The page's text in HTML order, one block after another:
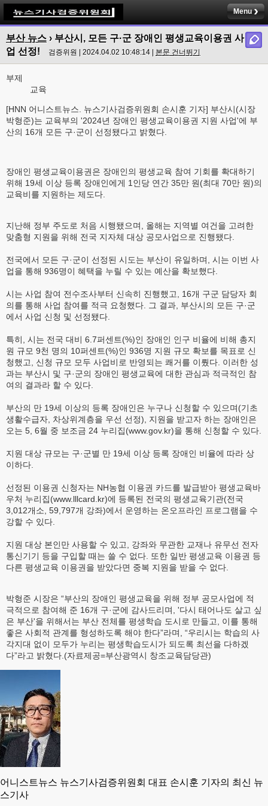
Menu
부산 뉴스 › 부산시, 모든 구·군 장애인 평생교육이용권 사
업 선정!
검증위원 | 2024.04.02 10:48:14 | 본문 건너뛰기
부제
교육
[HNN 어니스트뉴스. 뉴스기사검증위원회 손시훈 기자] 부산시(시장
박형준)는 교육부의 '2024년 장애인 평생교육이용권 지원 사업'에 부
산의 16개 모든 구·군이 선정됐다고 밝혔다.
장애인 평생교육이용권은 장애인의 평생교육 참여 기회를 확대하기
위해 19세 이상 등록 장애인에게 1인당 연간 35만 원(최대 70만 원)의
교육비를 지원하는 제도다.
지난해 정부 주도로 처음 시행됐으며, 올해는 지역별 여건을 고려한
맞춤형 지원을 위해 전국 지자체 대상 공모사업으로 진행됐다.
전국에서 모든 구·군이 선정된 시도는 부산이 유일하며, 시는 이번 사
업을 통해 936명이 혜택을 누릴 수 있는 예산을 확보했다.
시는 사업 참여 전수조사부터 신속히 진행했고, 16개 구군 담당자 회
의를 통해 사업 참여를 적극 요청했다. 그 결과, 부산시의 모든 구·군
에서 사업 신청 및 선정됐다.
특히, 시는 전국 대비 6.7퍼센트(%)인 장애인 인구 비율에 비해 총지
원 규모 9천 명의 10퍼센트(%)인 936명 지원 규모 확보를 목표로 신
청했고, 신청 규모 모두 사업비로 반영되는 쾌거를 이뤘다. 이러한 성
과는 부산시 및 구·군의 장애인 평생교육에 대한 관심과 적극적인 참
여의 결과라 할 수 있다.
부산의 만 19세 이상의 등록 장애인은 누구나 신청할 수 있으며(기초
생활수급자, 차상위계층을 우선 선정), 지원을 받고자 하는 장애인은
오는 5, 6월 중 보조금 24 누리집(www.gov.kr)을 통해 신청할 수 있다.
지원 대상 규모는 구·군별 만 19세 이상 등록 장애인 비율에 따라 상
이하다.
선정된 이용권 신청자는 NH농협 이용권 카드를 발급받아 평생교육바
우처 누리집(www.lllcard.kr)에 등록된 전국의 평생교육기관(전국
3,012개소, 59,797개 강좌)에서 운영하는 온오프라인 프로그램을 수
강할 수 있다.
지원 대상 본인만 사용할 수 있고, 강좌와 무관한 교재나 유무선 전자
통신기기 등을 구입할 때는 쓸 수 없다. 또한 일반 평생교육 이용권 등
다른 평생교육 이용권을 받았다면 중복 지원을 받을 수 없다.
박형준 시장은 “부산의 장애인 평생교육을 위해 정부 공모사업에 적
극적으로 참여해 준 16개 구·군에 감사드리며, '다시 태어나도 살고 싶
은 부산'을 위해서는 부산 전체를 평생학습 도시로 만들고, 이를 통해
좋은 사회적 관계를 형성하도록 해야 한다”라며, “우리시는 학습의 사
각지대 없이 모두가 누리는 평생학습도시가 되도록 최선을 다하겠
다”라고 밝혔다.(자료제공=부산광역시 창조교육담당관)
어니스트뉴스 뉴스기사검증위원회 대표 손시훈 기자의 최신 뉴
스기사